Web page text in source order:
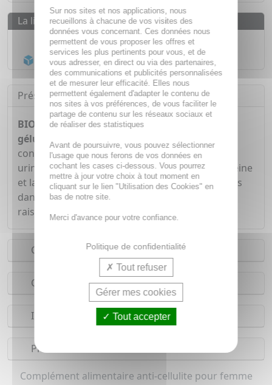
La livraison
Livraison gratuite dès55€
Acheminement Chronoposten 24h*
Présentation
BIOCYTE Le CelluliSlim - Peau d'Orange x60
gélulesest un complément alimentaire qui
contribue au bon fonctionnement du système
urinaire grâce à la présence de Pissenlit. La Caféine
et la Vigne Rouge contribuent à la perte de poids
dans le cadre d'un régime adapté. Le Pépin de
raisin possède une activité anti-oxydante.
Conseils d'utilisation
Composition
Indications
Précautions
Complément alimentaire anti-cellulite pour femme
Sur nos sites et nos applications, nous
recueillons à chacune de vos visites des
données vous concernant. Ces données nous
permettent de vous proposer les offres et
services les plus pertinents pour vous, et de
vous adresser, en direct ou via des partenaires,
des communications et publicités personnalisées
et de mesurer leur efficacité. Elles nous
permettent également d'adapter le contenu de
nos sites à vos préférences, de vous faciliter le
partage de contenu sur les réseaux sociaux et
de réaliser des statistiques
Avant de poursuivre, vous pouvez sélectionner
l'usage que nous ferons de vos données en
cochant les cases ci-dessous. Vous pourrez
mettre à jour votre choix à tout moment en
cliquant sur le lien "Utilisation des Cookies" en
bas de notre site.
Merci d'avance pour votre confiance.
Politique de confidentialité
Tout refuser
Gérer mes cookies
Tout accepter